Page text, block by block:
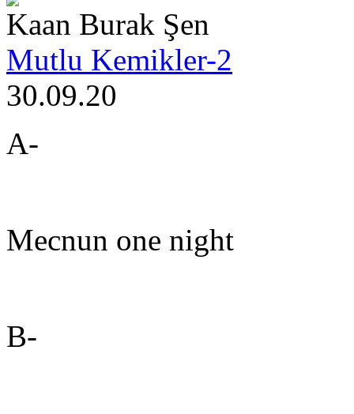
Kaan Burak Şen
Mutlu Kemikler-2
30.09.20
A-
Mecnun one night
B-